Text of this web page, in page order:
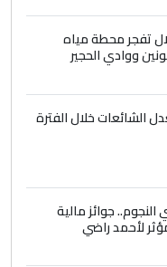
4
يسقط
اصول عريقة
حسين سل
5
ماما يسقط
اصول عريقة
تفجر محطة مياه
ووادي الحجير
الشائعات خلال الفترة
النجوم.. جوائز مالية
لأحمد راضي